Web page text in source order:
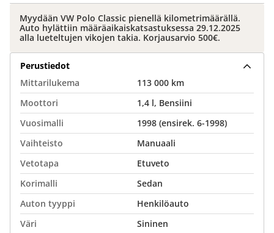
Myydään VW Polo Classic pienellä kilometrimäärällä.
Auto hylättiin määräaikaiskatsastuksessa 29.12.2025
alla lueteltujen vikojen takia. Korjausarvio 500€.
Perustiedot
Mittarilukema
113 000 km
Moottori
1,4 l, Bensiini
Vuosimalli
1998 (ensirek. 6-1998)
Vaihteisto
Manuaali
Vetotapa
Etuveto
Korimalli
Sedan
Auton tyyppi
Henkilöauto
Väri
Sininen